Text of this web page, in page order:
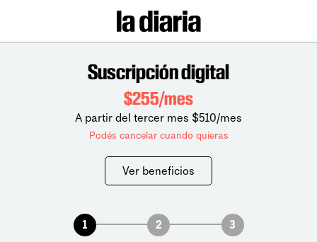
Suscripción digital
$255/mes
A partir del tercer mes $510/mes
Podés cancelar cuando quieras
Ver beneficios
1 2 3